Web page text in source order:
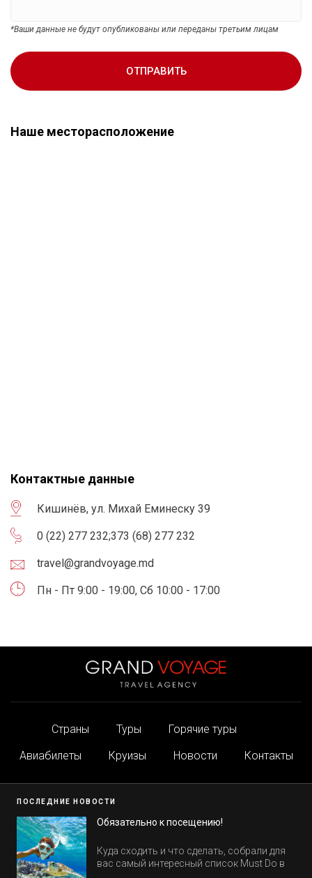
*Ваши данные не будут опубликованы или переданы третьим лицам
ОТПРАВИТЬ
Наше месторасположение
Контактные данные
Кишинёв, ул. Михай Еминеску 39
0 (22) 277 232;373 (68) 277 232
travel@grandvoyage.md
Пн - Пт 9:00 - 19:00, Сб 10:00 - 17:00
Страны Туры
Горячие туры
Авиабилеты
Круизы Новости Контакты
ПОСЛЕДНИЕ НОВОСТИ
Обязательно к посещению!
Куда сходить и что сделать, собрали для
вас самый интересный список Must Do в